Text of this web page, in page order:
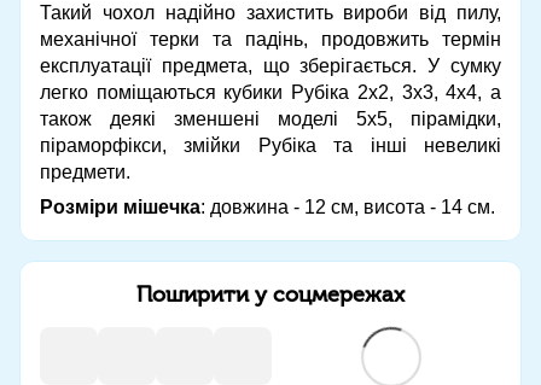
Такий чохол надійно захистить вироби від пилу,
механічної терки та падінь, продовжить термін
експлуатації предмета, що зберігається. У сумку
легко поміщаються кубики Рубіка 2х2, 3х3, 4х4, а
також деякі зменшені моделі 5х5, пірамідки,
піраморфікси, змійки Рубіка та інші невеликі
предмети.
Розміри мішечка: довжина - 12 см, висота - 14 см.
Поширити у соцмережах